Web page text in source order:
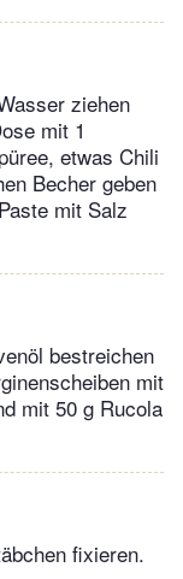
ziehen
mit 1
etwas Chili
Becher geben
mit Salz
bestreichen
mit
mit 50 g Rucola
fixieren.